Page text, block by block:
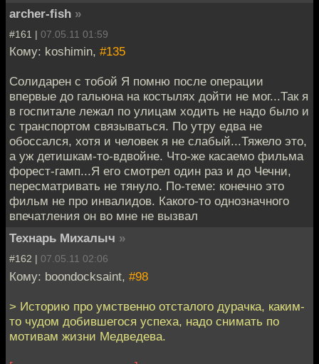
archer-fish »
#161 | 07.05.11 01:59
Кому: koshimin, #135
Солидарен с тобой Я помню после операции
впервые до гальюна на костылях дойти не мог...Так я
в госпитале лежал по улицам ходить не надо было и
с транспортом связываться. По утру едва не
обоссался, хотя и человек я не слабый...Тяжело это,
а уж детишкам-то-вдвойне. Что-же касаемо фильма
форест-гамп...Я его смотрел один раз и до Чечни,
пересматривать не тянуло. По-теме: конечно это
фильм не про инвалидов. Какого-то однозначного
впечатления он во мне не вызвал
Технарь Михалыч »
#162 | 07.05.11 02:06
Кому: boondocksaint, #98
> Историю про умственно отсталого дурачка, каким-
то чудом добившегося успеха, надо снимать по
мотивам жизни Медведева.